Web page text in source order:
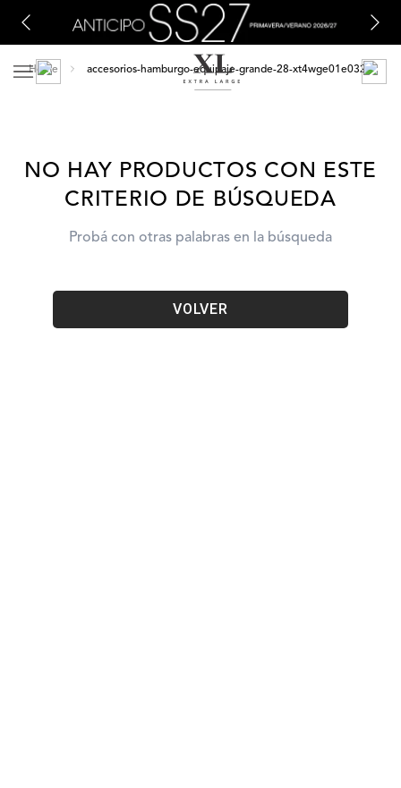
accesorios-hamburgo-equipaje-grande-28-xt4wge01e0323
NO HAY PRODUCTOS CON ESTE
CRITERIO DE BÚSQUEDA
Probá con otras palabras en la búsqueda
VOLVER